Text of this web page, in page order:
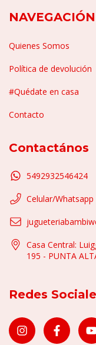
NAVEGACIÓN
Quienes Somos
Política de devolución
#Quédate en casa
Contacto
Contactános
5492932546424
Celular/
Casa Central:
195 - PUNTA
Redes